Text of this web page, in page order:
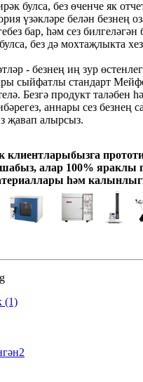
булса, без өченче як
үзәкләре белән безнең
бар, һәм сез билгеләгән
без дә мохтаҗлыкта
- безнең иң зур
сыйфатлы стандарт
Безгә продукт таләбен
аннары сез безнең
җавап алырсыз.
​​клиентларыбызга
алар 100% яраклы
һәм